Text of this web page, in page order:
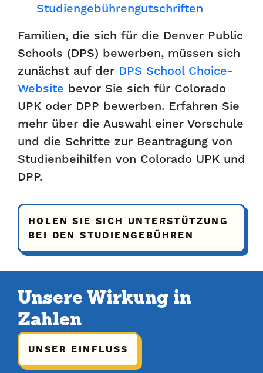
Studiengebührengutschriften
Familien, die sich für die Denver Public
Schools (DPS) bewerben, müssen sich
zunächst auf der DPS School Choice-
Website bevor Sie sich für Colorado
UPK oder DPP bewerben. Erfahren Sie
mehr über die Auswahl einer Vorschule
und die Schritte zur Beantragung von
Studienbeihilfen von Colorado UPK und
DPP.
HOLEN SIE SICH UNTERSTÜTZUNG
BEI DEN STUDIENGEBÜHREN
Unsere Wirkung in
Zahlen
UNSER EINFLUSS